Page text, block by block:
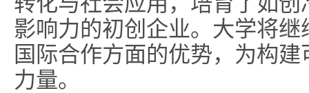
影响力的初创企业。大学将
国际合作方面的优势，为构
力量。